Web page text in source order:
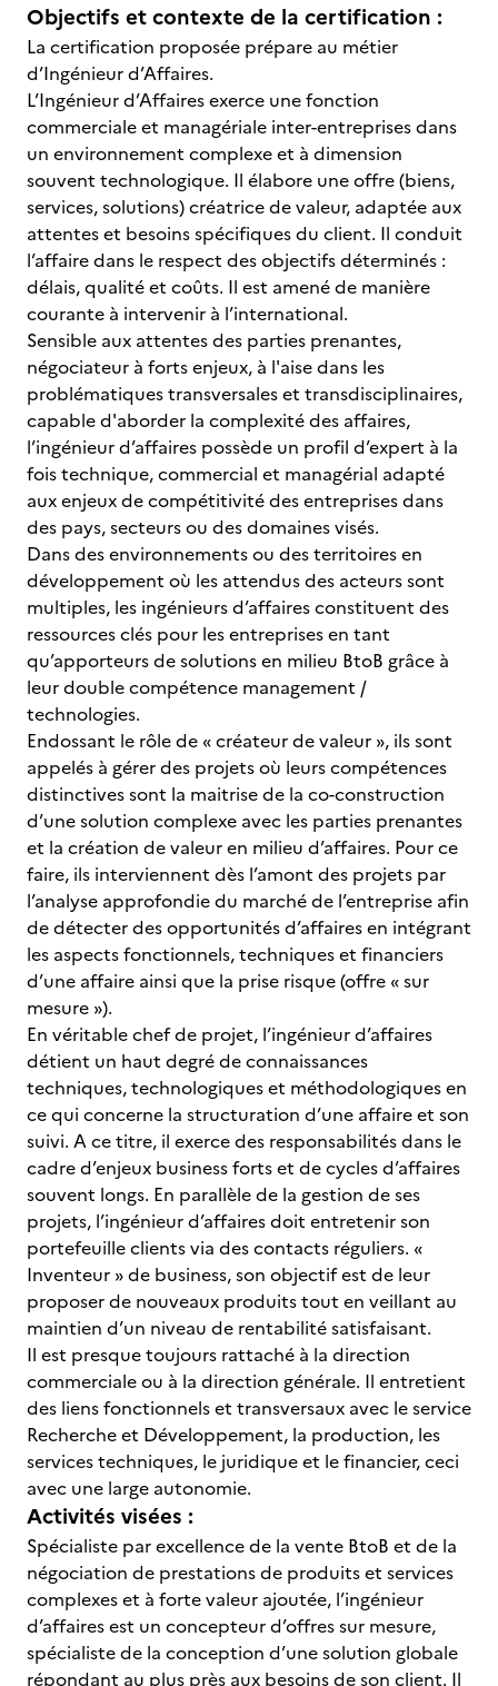
Objectifs et contexte de la certification :
La certification proposée prépare au métier
d’Ingénieur d’Affaires.
L’Ingénieur d’Affaires exerce une fonction
commerciale et managériale inter-entreprises dans
un environnement complexe et à dimension
souvent technologique. Il élabore une offre (biens,
services, solutions) créatrice de valeur, adaptée aux
attentes et besoins spécifiques du client. Il conduit
l’affaire dans le respect des objectifs déterminés :
délais, qualité et coûts. Il est amené de manière
courante à intervenir à l’international.
Sensible aux attentes des parties prenantes,
négociateur à forts enjeux, à l'aise dans les
problématiques transversales et transdisciplinaires,
capable d'aborder la complexité des affaires,
l’ingénieur d’affaires possède un profil d’expert à la
fois technique, commercial et managérial adapté
aux enjeux de compétitivité des entreprises dans
des pays, secteurs ou des domaines visés.
Dans des environnements ou des territoires en
développement où les attendus des acteurs sont
multiples, les ingénieurs d’affaires constituent des
ressources clés pour les entreprises en tant
qu’apporteurs de solutions en milieu BtoB grâce à
leur double compétence management /
technologies.
Endossant le rôle de « créateur de valeur », ils sont
appelés à gérer des projets où leurs compétences
distinctives sont la maitrise de la co-construction
d’une solution complexe avec les parties prenantes
et la création de valeur en milieu d’affaires. Pour ce
faire, ils interviennent dès l’amont des projets par
l’analyse approfondie du marché de l’entreprise afin
de détecter des opportunités d’affaires en intégrant
les aspects fonctionnels, techniques et financiers
d’une affaire ainsi que la prise risque (offre « sur
mesure »).
En véritable chef de projet, l’ingénieur d’affaires
détient un haut degré de connaissances
techniques, technologiques et méthodologiques en
ce qui concerne la structuration d’une affaire et son
suivi. A ce titre, il exerce des responsabilités dans le
cadre d’enjeux business forts et de cycles d’affaires
souvent longs. En parallèle de la gestion de ses
projets, l’ingénieur d’affaires doit entretenir son
portefeuille clients via des contacts réguliers. «
Inventeur » de business, son objectif est de leur
proposer de nouveaux produits tout en veillant au
maintien d’un niveau de rentabilité satisfaisant.
Il est presque toujours rattaché à la direction
commerciale ou à la direction générale. Il entretient
des liens fonctionnels et transversaux avec le service
Recherche et Développement, la production, les
services techniques, le juridique et le financier, ceci
avec une large autonomie.
Activités visées :
Spécialiste par excellence de la vente BtoB et de la
négociation de prestations de produits et services
complexes et à forte valeur ajoutée, l’ingénieur
d’affaires est un concepteur d’offres sur mesure,
spécialiste de la conception d’une solution globale
répondant au plus près aux besoins de son client. Il